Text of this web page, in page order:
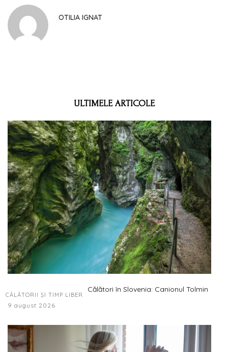
OTILIA IGNAT
ULTIMELE ARTICOLE
CĂLĂTORII ȘI TIMP LIBER
Călători în Slovenia: Canionul Tolmin
9 august 2026